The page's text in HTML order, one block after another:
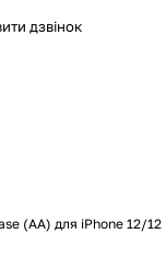
дзвінок
(AA) для iPhone 12/